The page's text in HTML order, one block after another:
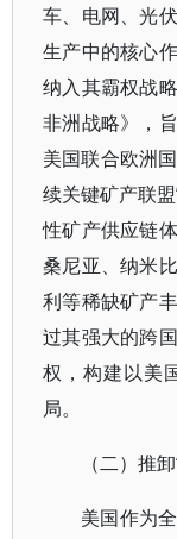
车、电网、光
生产中的核心
纳入其霸权战
非洲战略》，
美国联合欧洲
续关键矿产联
性矿产供应链
桑尼亚、纳米
利等稀缺矿产
过其强大的跨
权，构建以美
局。
（二）推
美国作为